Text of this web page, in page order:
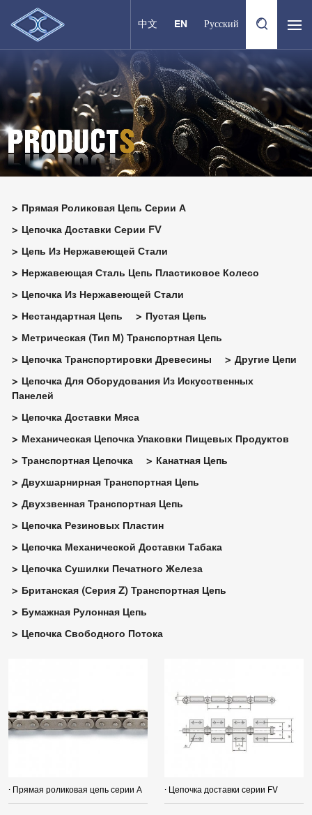
中文 EN Русский
Прямая Роликовая Цепь Серии А
Цепочка Доставки Серии FV
Цепь Из Нержавеющей Стали
Нержавеющая Сталь Цепь Пластиковое Колесо
Цепочка Из Нержавеющей Стали
Нестандартная Цепь
Пустая Цепь
Метрическая (тип М) Транспортная Цепь
Цепочка Транспортировки Древесины
Другие Цепи
Цепочка Для Оборудования Из Искусственных
Панелей
Цепочка Доставки Мяса
Механическая Цепочка Упаковки Пищевых Продуктов
Транспортная Цепочка
Канатная Цепь
Двухшарнирная Транспортная Цепь
Двухзвенная Транспортная Цепь
Цепочка Резиновых Пластин
Цепочка Механической Доставки Табака
Цепочка Сушилки Печатного Железа
Британская (серия Z) Транспортная Цепь
Бумажная Рулонная Цепь
Цепочка Свободного Потока
· Прямая роликовая цепь серии А · Цепочка доставки серии FV